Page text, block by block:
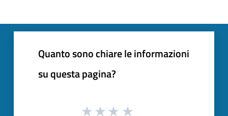
Quanto sono chiare le informazioni
su questa pagina?